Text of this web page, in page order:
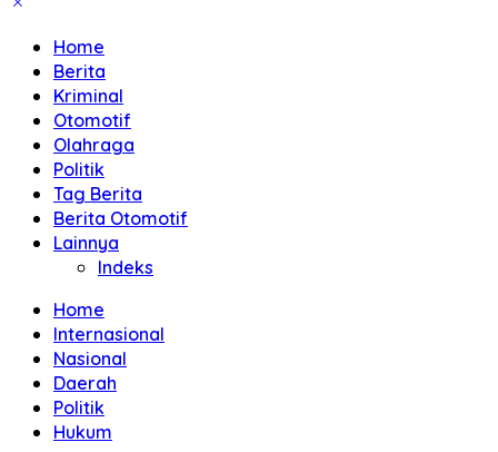
Home
Berita
Kriminal
Otomotif
Olahraga
Politik
Tag Berita
Berita Otomotif
Lainnya
Indeks
Home
Internasional
Nasional
Daerah
Politik
Hukum